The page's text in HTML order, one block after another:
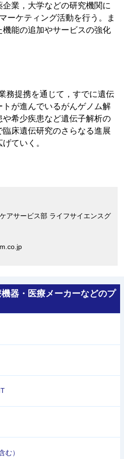
業，大学などの研究機関に
ーケティング活動を行う。ま
能の追加やサービスの強化
務提携を通じて，すでに遺伝
が進んでいるがんゲノム解
希少疾患など遺伝子解析の
床遺伝研究のさらなる進展
ていく。
アサービス部 ライフサイエンスグ
器・医療メーカーなどのプ
む）